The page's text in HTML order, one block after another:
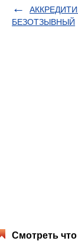
БЕЗОТЗЫВНЫЙ
Смотреть